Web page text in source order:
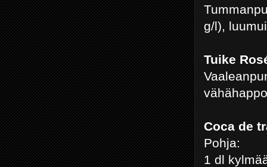
g/l),
Tuike
Coca de
Pohja:
1 dl